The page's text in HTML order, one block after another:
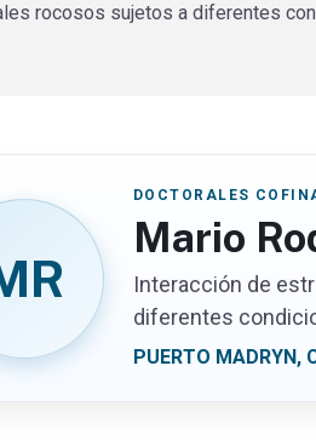
rocosos sujetos a diferentes
DOCTORALES
Mario
Interacción de
diferentes
PUERTO MADRYN,